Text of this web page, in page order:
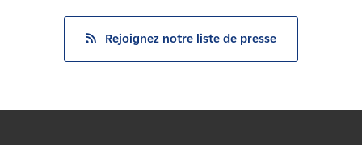
Rejoignez notre liste de presse